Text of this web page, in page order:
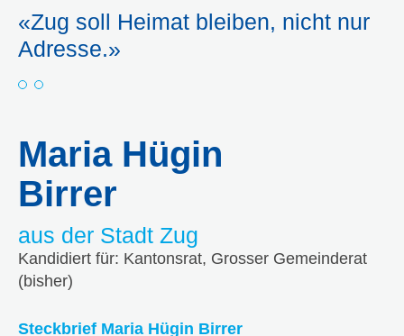
«Zug soll Heimat bleiben, nicht nur
Adresse.»
Maria Hügin
Birrer
aus der Stadt Zug
Kandidiert für: Kantonsrat, Grosser Gemeinderat
(bisher)
Steckbrief Maria Hügin Birrer